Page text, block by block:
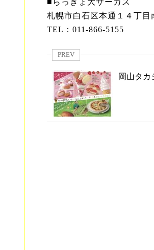
■らっきょ大サーカス
札幌市白石区本通１４丁目
TEL：011-866-5155
PREV
岡山タカ